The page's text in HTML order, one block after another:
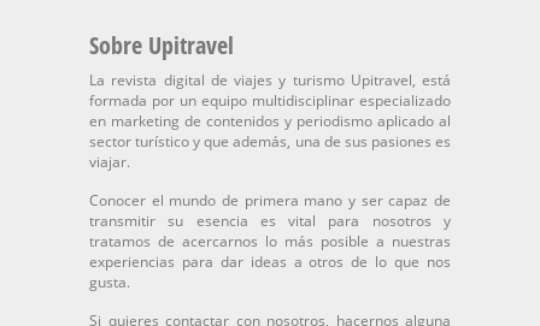
Sobre Upitravel
La revista digital de viajes y turismo Upitravel, está
formada por un equipo multidisciplinar especializado
en marketing de contenidos y periodismo aplicado al
sector turístico y que además, una de sus pasiones es
viajar.
Conocer el mundo de primera mano y ser capaz de
transmitir su esencia es vital para nosotros y
tratamos de acercarnos lo más posible a nuestras
experiencias para dar ideas a otros de lo que nos
gusta.
Si quieres contactar con nosotros, hacernos alguna